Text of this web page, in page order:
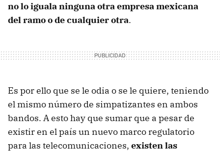
no lo iguala ninguna otra empresa mexicana
del ramo o de cualquier otra.
Es por ello que se le odia o se le quiere, teniendo
el mismo número de simpatizantes en ambos
bandos. A esto hay que sumar que a pesar de
existir en el país un nuevo marco regulatorio
para las telecomunicaciones, existen las